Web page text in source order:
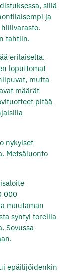
sillä
ja
tahtiin.
erilaiselta.
loputtomat
mutta
määrät
pitää
nykyiset
Metsäluonto
000
muutaman
syntyi toreilla
Sovussa
epäilijöidenkin